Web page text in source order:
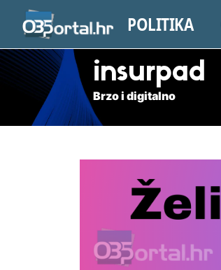
POLITIKA
insurpad
Brzo i digitalno